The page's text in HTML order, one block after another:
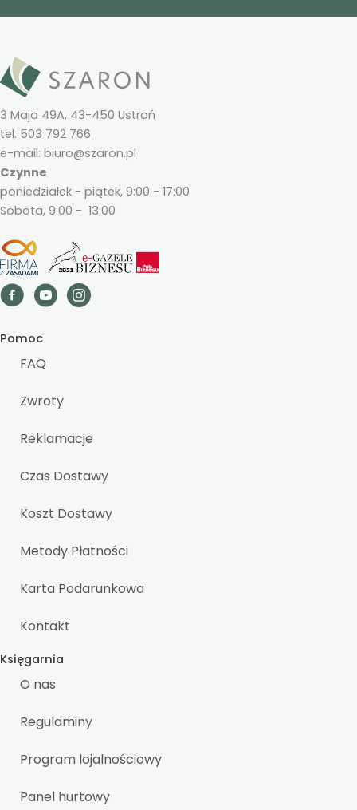
3 Maja 49A, 43-450 Ustroń
tel. 503 792 766
e-mail: biuro@szaron.pl
Czynne
poniedziałek - piątek, 9:00 - 17:00
Sobota, 9:00 - 13:00
Pomoc
FAQ
Zwroty
Reklamacje
Czas Dostawy
Koszt Dostawy
Metody Płatności
Karta Podarunkowa
Kontakt
Księgarnia
O nas
Regulaminy
Program lojalnościowy
Panel hurtowy